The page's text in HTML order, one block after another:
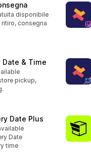
disponibile
consegna
Date & Time
pickup,
Date Plus
Date
time